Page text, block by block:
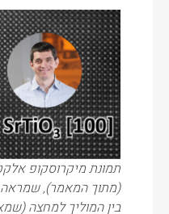
תמונת מיקרוסקופ
(מתוך המאמר), שמראה
בין המוליך למחצה